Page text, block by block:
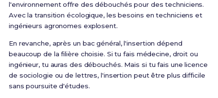
l'environnement offre des débouchés pour des techniciens.
Avec la transition écologique, les besoins en techniciens et
ingénieurs agronomes explosent.
En revanche, après un bac général, l'insertion dépend
beaucoup de la filière choisie. Si tu fais médecine, droit ou
ingénieur, tu auras des débouchés. Mais si tu fais une licence
de sociologie ou de lettres, l'insertion peut être plus difficile
sans poursuite d'études.